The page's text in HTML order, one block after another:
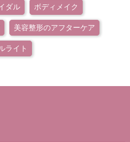
ダル ボディメイク
美容整形のアフターケア
ライト